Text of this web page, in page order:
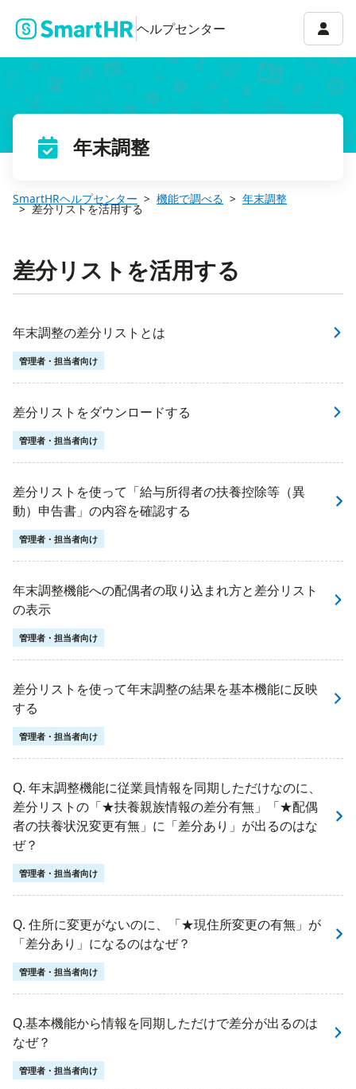
ヘルプセンター アカ
年末調整
SmartHRヘルプセンター 機能で調べる 年末調整
差分リストを活用する
差分リストを活用する
年末調整の差分リストとは
管理者・担当者向け
差分リストをダウンロードする
管理者・担当者向け
差分リストを使って「給与所得者の扶養控除等（異
動）申告書」の内容を確認する
管理者・担当者向け
年末調整機能への配偶者の取り込まれ方と差分リスト
の表示
管理者・担当者向け
差分リストを使って年末調整の結果を基本機能に反映
する
管理者・担当者向け
Q. 年末調整機能に従業員情報を同期しただけなのに、
差分リストの「★扶養親族情報の差分有無」「★配偶
者の扶養状況変更有無」に「差分あり」が出るのはな
ぜ？
管理者・担当者向け
Q. 住所に変更がないのに、「★現住所変更の有無」が
「差分あり」になるのはなぜ？
管理者・担当者向け
Q.基本機能から情報を同期しただけで差分が出るのは
なぜ？
管理者・担当者向け